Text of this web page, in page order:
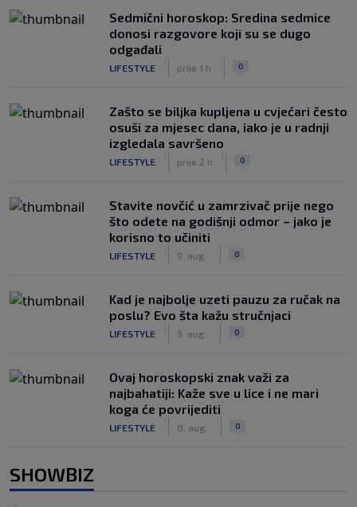
Sedmični horoskop: Sredina sedmice
donosi razgovore koji su se dugo
odgađali
LIFESTYLE prije 1 h 0
Zašto se biljka kupljena u cvjećari često
osuši za mjesec dana, iako je u radnji
izgledala savršeno
LIFESTYLE prije 2 h 0
Stavite novčić u zamrzivač prije nego
što odete na godišnji odmor – jako je
korisno to učiniti
LIFESTYLE 9. aug. 0
Kad je najbolje uzeti pauzu za ručak na
poslu? Evo šta kažu stručnjaci
LIFESTYLE 9. aug. 0
Ovaj horoskopski znak važi za
najbahatiji: Kaže sve u lice i ne mari
koga će povrijediti
LIFESTYLE 8. aug. 0
SHOWBIZ